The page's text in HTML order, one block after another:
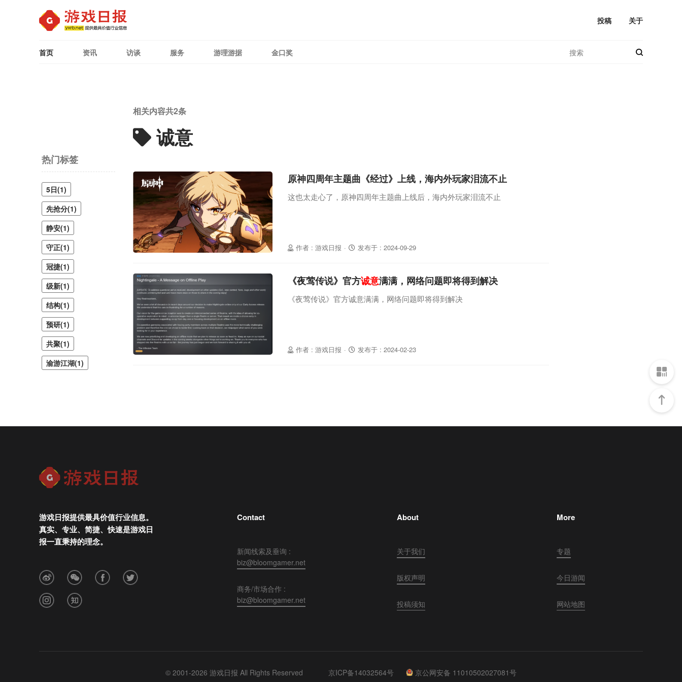
投稿 关于
首页 资讯 访谈 服务 游理游据 金口奖
热门标签
5日(1)
先抢分(1)
静安(1)
守正(1)
冠捷(1)
级新(1)
结构(1)
预研(1)
共聚(1)
渝游江湖(1)
相关内容共2条
诚意
作者 : 游戏日报 · 发布于 : 2024-09-29
原神四周年主题曲《经过》上线，海内外玩家泪流不止
这也太走心了，原神四周年主题曲上线后，海内外玩家泪流不止
作者 : 游戏日报 · 发布于 : 2024-02-23
《夜莺传说》官方诚意满满，网络问题即将得到解决
《夜莺传说》官方诚意满满，网络问题即将得到解决
游戏日报提供最具价值行业信息。
真实、专业、简捷、快速是游戏日
报一直秉持的理念。
Contact
新闻线索及垂询 :
biz@bloomgamer.net
商务/市场合作 :
biz@bloomgamer.net
About
关于我们
版权声明
投稿须知
More
专题
今日游闻
网站地图
© 2001-2026 游戏日报 All Rights Reserved 京ICP备14032564号 京公网安备 11010502027081号